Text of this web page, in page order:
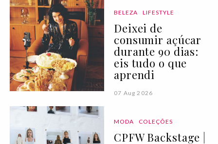
BELEZA LIFESTYLE
Deixei de
consumir açúcar
durante 90 dias:
eis tudo o que
aprendi
07 Aug 2026
MODA COLEÇÕES
CPFW Backstage |